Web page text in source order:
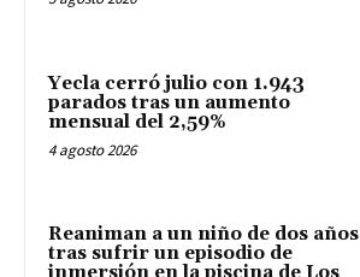
Yecla cerró julio con 1.943
parados tras un aumento
mensual del 2,59%
4 agosto 2026
Reaniman a un niño de dos años
tras sufrir un episodio de